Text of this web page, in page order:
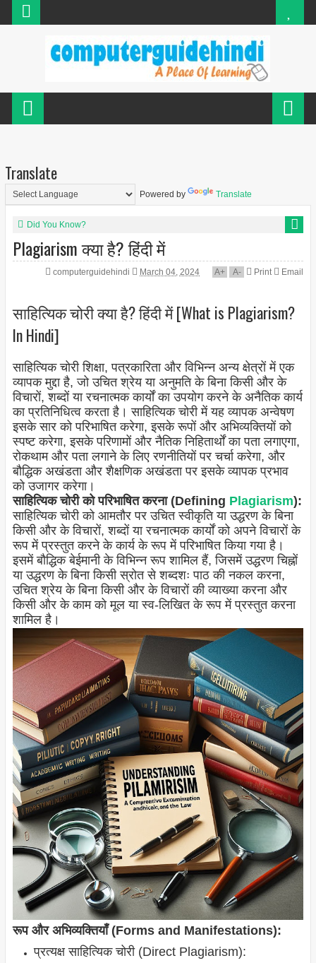
Translate
Powered by Translate
Did You Know?
Plagiarism क्या है? हिंदी में
computerguidehindi March 04, 2024 A+ A- Print Email
साहित्यिक चोरी क्या है? हिंदी में [What is Plagiarism?
In Hindi]
साहित्यिक चोरी शिक्षा, पत्रकारिता और विभिन्न अन्य क्षेत्रों में एक
व्यापक मुद्दा है, जो उचित श्रेय या अनुमति के बिना किसी और के
विचारों, शब्दों या रचनात्मक कार्यों का उपयोग करने के अनैतिक कार्य
का प्रतिनिधित्व करता है। साहित्यिक चोरी में यह व्यापक अन्वेषण
इसके सार को परिभाषित करेगा, इसके रूपों और अभिव्यक्तियों को
स्पष्ट करेगा, इसके परिणामों और नैतिक निहितार्थों का पता लगाएगा,
रोकथाम और पता लगाने के लिए रणनीतियों पर चर्चा करेगा, और
बौद्धिक अखंडता और शैक्षणिक अखंडता पर इसके व्यापक प्रभाव
को उजागर करेगा।
साहित्यिक चोरी को परिभाषित करना (Defining Plagiarism):
साहित्यिक चोरी को आमतौर पर उचित स्वीकृति या उद्धरण के बिना
किसी और के विचारों, शब्दों या रचनात्मक कार्यों को अपने विचारों के
रूप में प्रस्तुत करने के कार्य के रूप में परिभाषित किया गया है।
इसमें बौद्धिक बेईमानी के विभिन्न रूप शामिल हैं, जिसमें उद्धरण चिह्नों
या उद्धरण के बिना किसी स्रोत से शब्दशः पाठ की नकल करना,
उचित श्रेय के बिना किसी और के विचारों की व्याख्या करना और
किसी और के काम को मूल या स्व-लिखित के रूप में प्रस्तुत करना
शामिल है।
रूप और अभिव्यक्तियाँ (Forms and Manifestations):
प्रत्यक्ष साहित्यिक चोरी (Direct Plagiarism):